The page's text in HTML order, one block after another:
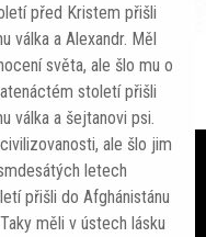
před Kristem přišli
válka a Alexandr. Měl
světa, ale šlo mu o
století přišli
válka a šejtanovi psi.
ale šlo jim
letech
přišli do Afghánistánu
měli v ústech lásku